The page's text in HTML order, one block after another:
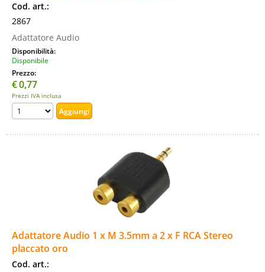
Cod. art.:
2867
Adattatore Audio
Disponibilità:
Disponibile
Prezzo:
€0,77
Prezzi IVA inclusa
Adattatore Audio 1 x M 3.5mm a 2 x F RCA Stereo
placcato oro
Cod. art.: